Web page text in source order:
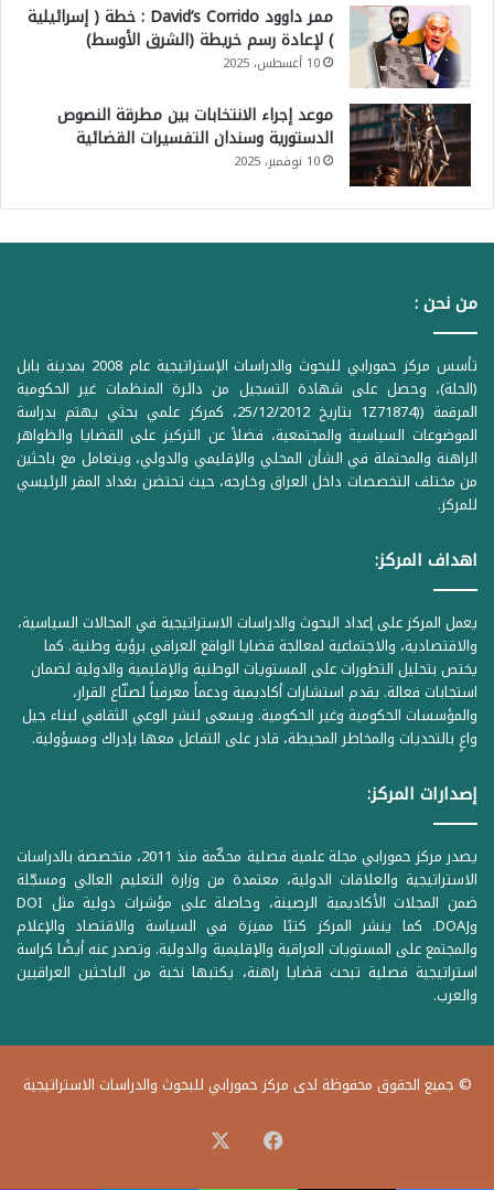
ممر داوود David’s Corrido : خطة ( إسرائيلية
) لإعادة رسم خريطة (الشرق الأوسط)
10 أغسطس، 2025
موعد إجراء الانتخابات بين مطرقة النصوص
الدستورية وسندان التفسيرات القضائية
10 نوفمبر، 2025
من نحن :
تأسس مركز حمورابي للبحوث والدراسات الإستراتيجية عام 2008 بمدينة بابل
(الحلة)، وحصل على شهادة التسجيل من دائرة المنظمات غير الحكومية
المرقمة ((1Z71874 بتاريخ 25/12/2012، كمركز علمي بحثي يهتم بدراسة
الموضوعات السياسية والمجتمعية، فضلاً عن التركيز على القضايا والظواهر
الراهنة والمحتملة في الشأن المحلي والإقليمي والدولي، ويتعامل مع باحثين
من مختلف التخصصات داخل العراق وخارجه، حيث تحتضن بغداد المقر الرئيسي
للمركز.
اهداف المركز:
يعمل المركز على إعداد البحوث والدراسات الاستراتيجية في المجالات السياسية،
والاقتصادية، والاجتماعية لمعالجة قضايا الواقع العراقي برؤية وطنية. كما
يختص بتحليل التطورات على المستويات الوطنية والإقليمية والدولية لضمان
استجابات فعالة. يقدم استشارات أكاديمية ودعماً معرفياً لصنّاع القرار،
والمؤسسات الحكومية وغير الحكومية. ويسعى لنشر الوعي الثقافي لبناء جيل
واعٍ بالتحديات والمخاطر المحيطة، قادر على التفاعل معها بإدراك ومسؤولية.
إصدارات المركز:
يصدر مركز حمورابي مجلة علمية فصلية محكّمة منذ 2011، متخصصة بالدراسات
الاستراتيجية والعلاقات الدولية، معتمدة من وزارة التعليم العالي ومسجّلة
ضمن المجلات الأكاديمية الرصينة، وحاصلة على مؤشرات دولية مثل DOI
وDOAJ. كما ينشر المركز كتبًا مميزة في السياسة والاقتصاد والإعلام
والمجتمع على المستويات العراقية والإقليمية والدولية. وتصدر عنه أيضًا كراسة
استراتيجية فصلية تبحث قضايا راهنة، يكتبها نخبة من الباحثين العراقيين
والعرب.
© جميع الحقوق محفوظة لدى مركز حمورابي للبحوث والدراسات الاستراتيجية
فيسبوك